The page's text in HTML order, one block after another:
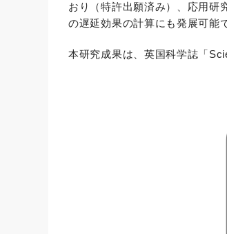
おり（特許出願済み）、応用研
の遅延効果の計算にも発展可能
本研究成果は、英国科学誌「